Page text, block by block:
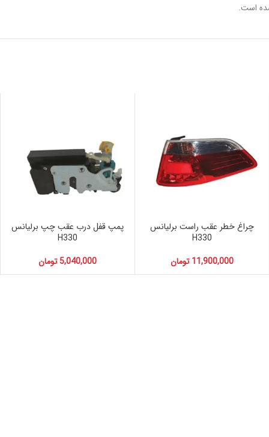
است.
چراغ خطر عقب راست برلیانس
H330
11,900,000 تومان
پمپ قفل درب عقب چپ برلیانس
H330
5,040,000 تومان